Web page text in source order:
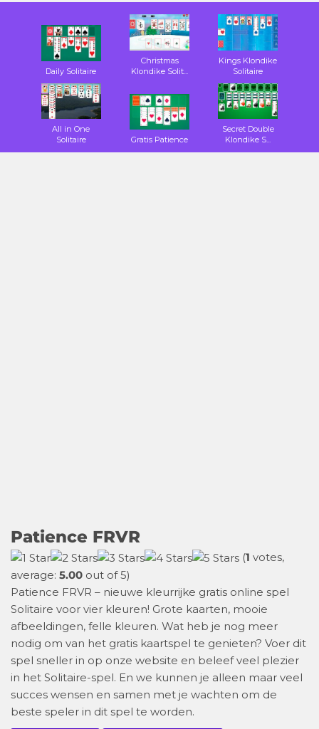
Daily Solitaire
Christmas
Klondike Solit...
Kings Klondike
Solitaire
All in One
Solitaire
Gratis Patience
Secret Double
Klondike S...
Patience FRVR
(1 votes,
average: 5.00 out of 5)
Patience FRVR – nieuwe kleurrijke gratis online spel
Solitaire voor vier kleuren! Grote kaarten, mooie
afbeeldingen, felle kleuren. Wat heb je nog meer
nodig om van het gratis kaartspel te genieten? Voer dit
spel sneller in op onze website en beleef veel plezier
in het Solitaire-spel. En we kunnen je alleen maar veel
succes wensen en samen met je wachten om de
beste speler in dit spel te worden.